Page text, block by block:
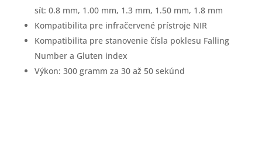
sít: 0.8 mm, 1.00 mm, 1.3 mm, 1.50 mm, 1.8 mm
Kompatibilita pre infračervené prístroje NIR
Kompatibilita pre stanovenie čísla poklesu Falling
Number a Gluten index
Výkon: 300 gramm za 30 až 50 sekúnd